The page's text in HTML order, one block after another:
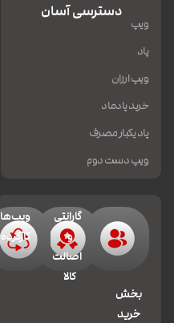
دسترسی آسان
ویپ
پاد
ویپ ارزان
خرید پادماد
پاد یکبار مصرف
ویپ دست دوم
بخش
خرید
گارانتی
و
اصالت
کالا
کارکرده